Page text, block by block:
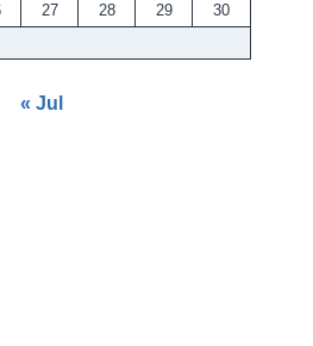
27 28 29
30
« Jul